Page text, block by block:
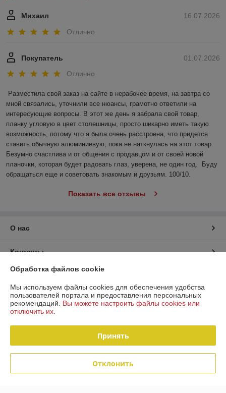
16.07.2026
Михаил
Отлично
01.07.2026
Покупатель
Отлично
Разместила свой заказ на сайте в нерабочее время, на завтра со
мной связались, уточнили все нюансы, грамотно ответили на
интересующие вопросы. В этот же день я забрала свой товар,
планку угловую в цвет столешницы, просто шикарно иметь такую
возможность, потому что я была очень расстроена, что придется
ставить обычную алюминиевую, пока не наткнулась на этот товар.
Безумно счастлива и от общения с продавцом и от своей новой
планочки, которая будет радовать глаз, уверена, не один год.  Буду
обращаться еще и советовать знакомым и друзьям. 100/10.
Показать все отзывы
О нас
Контакты
Доставка и оплата
График работы
Политика обработки cookies
Обработка файлов cookie
Мы используем файлы cookies для обеспечения удобства
пользователей портала и предоставления персональных
рекомендаций. Вы можете настроить файлы cookies или
отключить их.
Принять
Отклонить